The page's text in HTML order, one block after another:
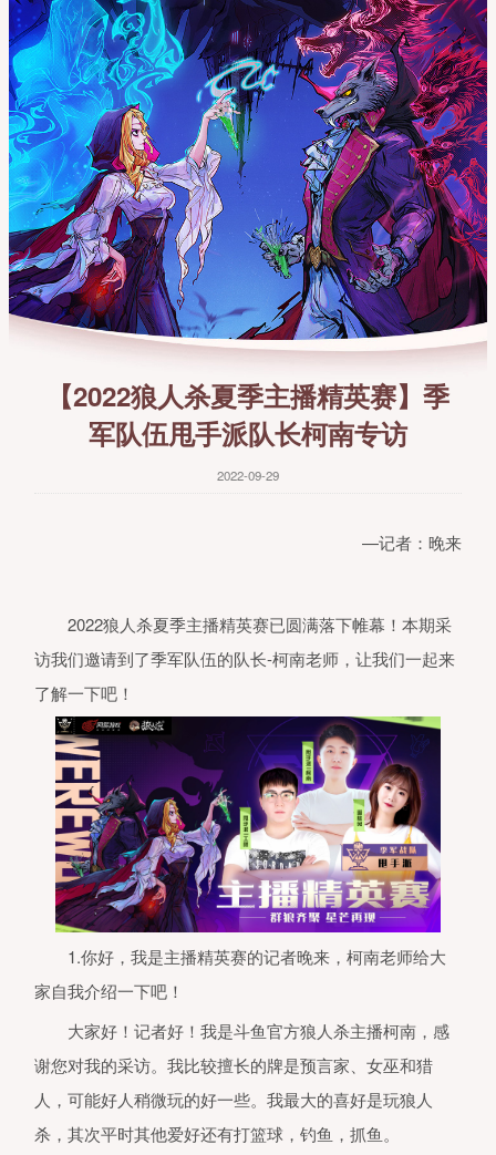
【2022狼人杀夏季主播精英赛】季
军队伍甩手派队长柯南专访
2022-09-29
—记者：晚来
2022狼人杀夏季主播精英赛已圆满落下帷幕！本期采
访我们邀请到了季军队伍的队长-柯南老师，让我们一起来
了解一下吧！
1.你好，我是主播精英赛的记者晚来，柯南老师给大
家自我介绍一下吧！
大家好！记者好！我是斗鱼官方狼人杀主播柯南，感
谢您对我的采访。我比较擅长的牌是预言家、女巫和猎
人，可能好人稍微玩的好一些。我最大的喜好是玩狼人
杀，其次平时其他爱好还有打篮球，钓鱼，抓鱼。